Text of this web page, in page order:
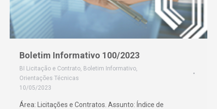
Boletim Informativo 100/2023
BI Licitação e Contrato, Boletim Informativo,
Orientações Técnicas
10/05/2023
Área: Licitações e Contratos. Assunto: Índice de